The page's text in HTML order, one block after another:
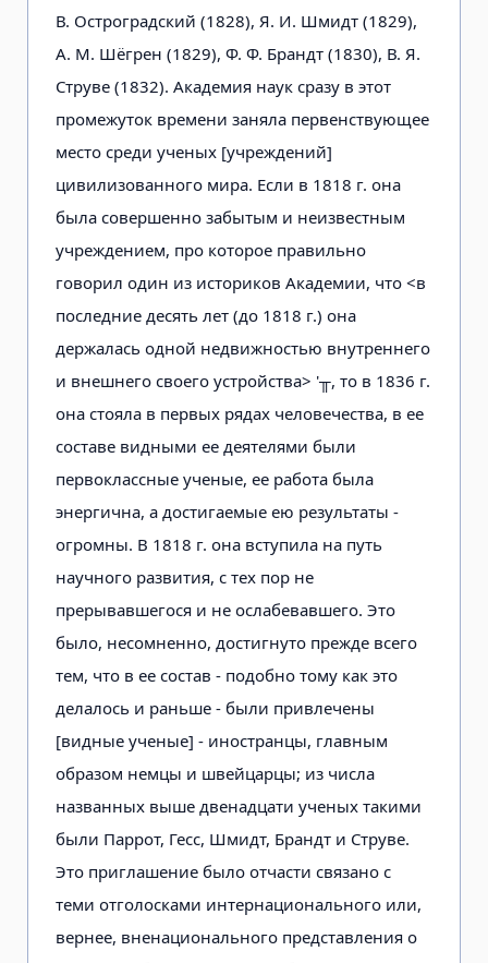
В. Остроградский (1828), Я. И. Шмидт (1829),
А. М. Шёгрен (1829), Ф. Ф. Брандт (1830), В. Я.
Струве (1832). Академия наук сразу в этот
промежуток времени заняла первенствующее
место среди ученых [учреждений]
цивилизованного мира. Если в 1818 г. она
была совершенно забытым и неизвестным
учреждением, про которое правильно
говорил один из историков Академии, что <в
последние десять лет (до 1818 г.) она
держалась одной недвижностью внутреннего
и внешнего своего устройства> '╥, то в 1836 г.
она стояла в первых рядах человечества, в ее
составе видными ее деятелями были
первоклассные ученые, ее работа была
энергична, а достигаемые ею результаты -
огромны. В 1818 г. она вступила на путь
научного развития, с тех пор не
прерывавшегося и не ослабевавшего. Это
было, несомненно, достигнуто прежде всего
тем, что в ее состав - подобно тому как это
делалось и раньше - были привлечены
[видные ученые] - иностранцы, главным
образом немцы и швейцарцы; из числа
названных выше двенадцати ученых такими
были Паррот, Гесс, Шмидт, Брандт и Струве.
Это приглашение было отчасти связано с
теми отголосками интернационального или,
вернее, вненационального представления о